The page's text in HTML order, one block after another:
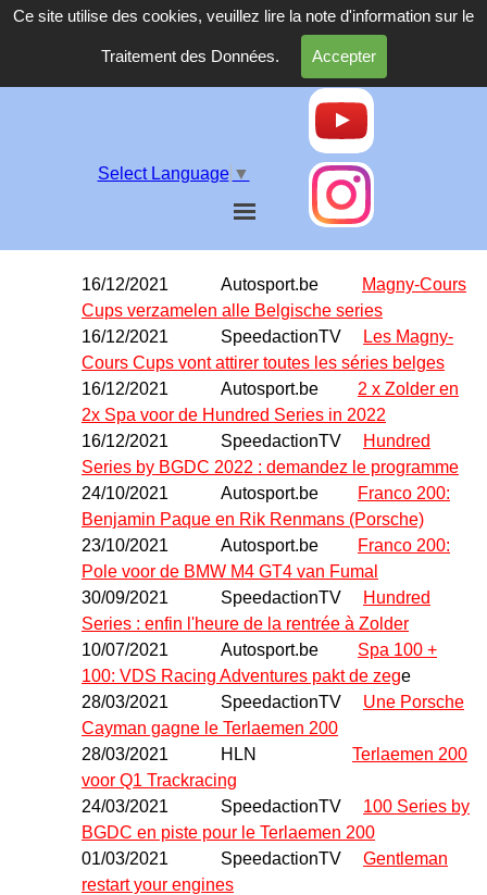
Ce site utilise des cookies, veuillez lire la note d'information sur le
Traitement des Données. Accepter
Select Language ▼
16/12/2021 Autosport.be
Magny-Cours
Cups verzamelen alle Belgische series
16/12/2021 SpeedactionTV
Les Magny-
Cours Cups vont attirer toutes les séries belges
16/12/2021 Autosport.be 2 x Zolder en
2x Spa voor de Hundred Series in 2022
16/12/2021 SpeedactionTV
Hundred
Series by BGDC 2022 : demandez le programme
24/10/2021 Autosport.be
Franco 200:
Benjamin Paque en Rik Renmans (Porsche)
23/10/2021 Autosport.be
Franco 200:
Pole voor de BMW M4 GT4 van Fumal
30/09/2021 SpeedactionTV
Hundred
Series : enfin l'heure de la rentrée à Zolder
10/07/2021 Autosport.be Spa 100 +
100: VDS Racing Adventures pakt de zege
28/03/2021 SpeedactionTV Une Porsche
Cayman gagne le Terlaemen 200
28/03/2021
HLN Terlaemen 200
voor Q1 Trackracing
24/03/2021 SpeedactionTV 100 Series by
BGDC en piste pour le Terlaemen 200
01/03/2021 SpeedactionTV Gentleman
restart your engines